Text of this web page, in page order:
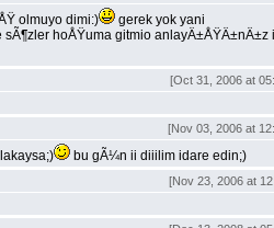
olmuyo dimi:)
gerek yok yani
hoÅŸuma gitmio anlayÄ±ÅŸÄ±nÄ±z
[Oct 31, 2006 at
[Nov 03, 2006 at
bu gÃ¼n ii diiilim idare edin;)
[Nov 23, 2006 at